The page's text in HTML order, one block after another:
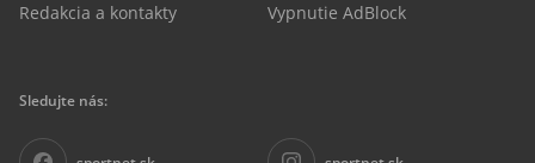
Redakcia a kontakty Vypnutie AdBlock
Sledujte nás: